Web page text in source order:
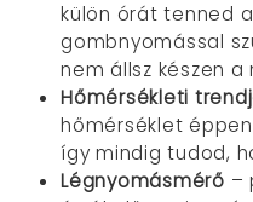
külön órát tenned
gombnyomással
nem állsz készen a
Hőmérsékleti
hőmérséklet
így mindig tudod,
Légnyomásmérő –